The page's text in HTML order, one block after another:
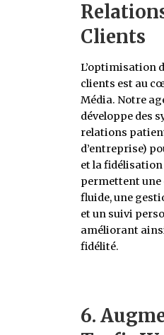
Clients
L’optimisation
clients est au
Média. Notre
développe des
relations
d’entreprise)
et la fidélisation
permettent
fluide, une
et un suivi
améliorant
fidélité.
6.